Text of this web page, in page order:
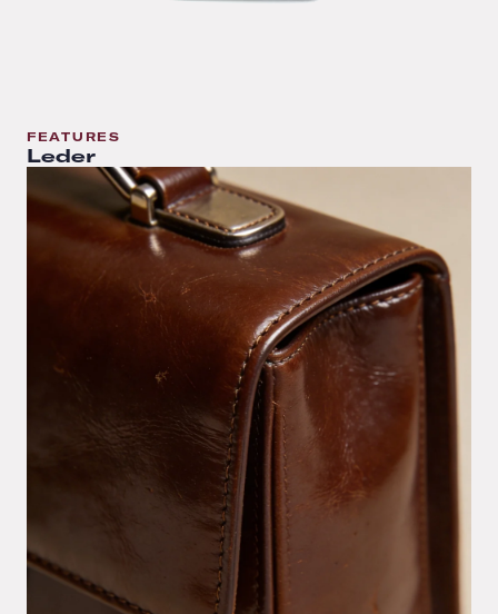
FEATURES
Leder